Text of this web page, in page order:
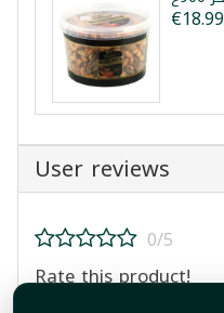
€18.99
User reviews
0/5
Rate this product!